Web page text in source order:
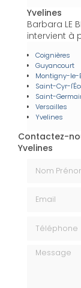
Yvelines
Barbara LE
intervient à
Coignières
Guyancourt
Montigny-le-
Saint-Cyr-
Saint-
Versailles
Yvelines
Contactez-
Yvelines
Message